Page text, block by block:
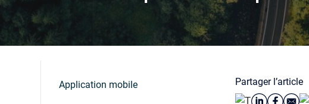
Application mobile Partager l’article